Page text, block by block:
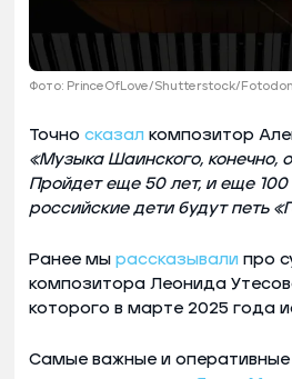
Фото: PrinceOfLove/Shutterstock/
Точно сказал композитор
«Музыка Шаинского, конечно,
Пройдет еще 50 лет, и еще
российские дети будут петь
Ранее мы рассказывали про
композитора Леонида
которого в марте 2025 года
Самые важные и